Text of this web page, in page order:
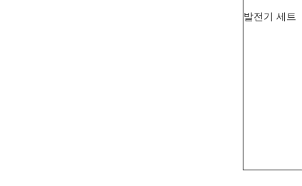
발전기 세트